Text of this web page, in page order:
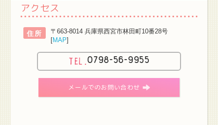
アクセス
住所
〒663-8014 兵庫県西宮市林田町10番28号
[MAP]
0798-56-9955
メールでのお問い合わせ